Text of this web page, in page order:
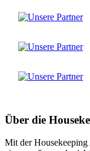
Über die
Mit der